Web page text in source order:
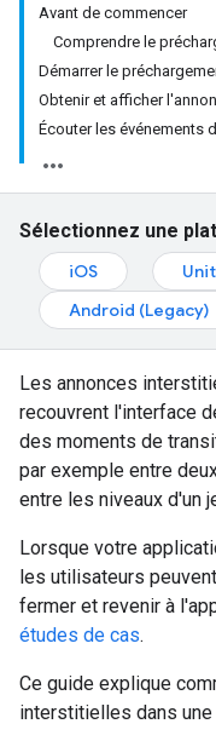
Avant de commencer
Comprendre le
Démarrer le
Obtenir et afficher
Écouter les événements
Sélectionnez une
iOS
Android (Legacy)
Les annonces
recouvrent l'interface
des moments de
par exemple entre
entre les niveaux d'un
Lorsque votre
les utilisateurs
fermer et revenir à
études de cas.
Ce guide explique
interstitielles dans